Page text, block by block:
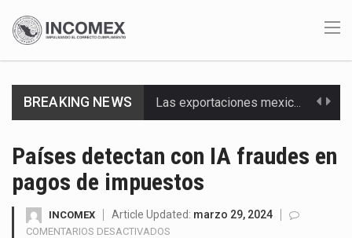
BREAKING NEWS En el primer semestre de 2026, el Servicio de Administración Tributaria (SAT) cobró un total…
Ante la suspensión temporal de las inspecciones sanitarias del Departamento de Agricultura de Estados Unidos…
Países detectan con IA fraudes en
pagos de impuestos
INCOMEX Article Updated: marzo 29, 2024
COMENTARIOS DESACTIVADOS